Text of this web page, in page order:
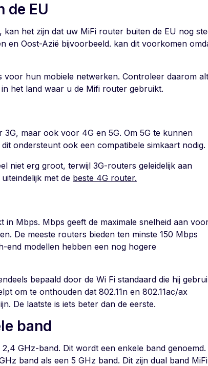
de EU
het zijn dat uw MiFi router buiten de EU nog
en Oost-Azië bijvoorbeeld. kan dit voorkomen
voor hun mobiele netwerken. Controleer daarom
het land waar u de Mifi router gebruikt.
maar ook voor 4G en 5G. Om 5G te kunnen
ondersteunt ook een compatibele simkaart nodig.
niet erg groot, terwijl 3G-routers geleidelijk aan
met de beste 4G router.
in Mbps. Mbps geeft de maximale snelheid aan
De meeste routers bieden ten minste 150 Mbps
end modellen hebben een nog hogere
bepaald door de Wi Fi standaard die hij
om te onthouden dat 802.11n en 802.11ac/ax
De laatste is iets beter dan de eerste.
band
GHz-band. Dit wordt een enkele band genoemd.
band als een 5 GHz band. Dit zijn dual band MiFi